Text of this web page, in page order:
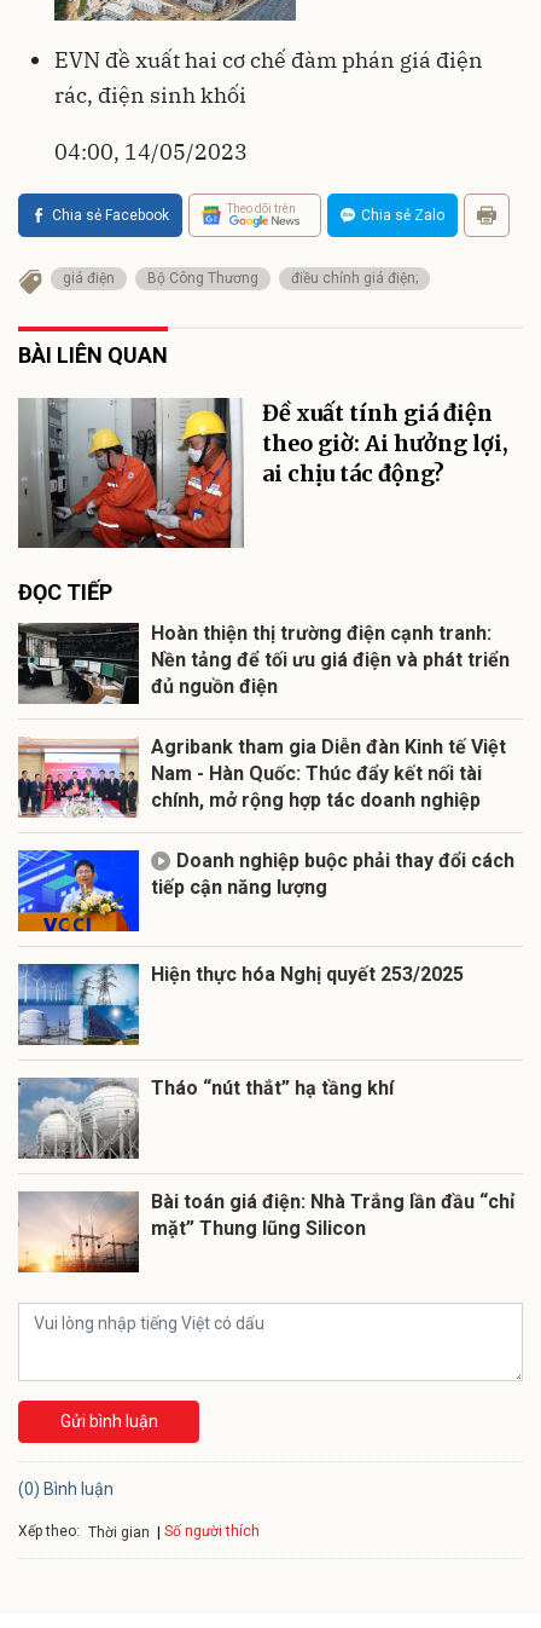
EVN đề xuất hai cơ chế đàm phán giá điện
rác, điện sinh khối
04:00, 14/05/2023
Chia sẻ Facebook Theo dõi trên Chia sẻ Zalo
giá điện Bộ Công Thương điều chỉnh giá điện;
BÀI LIÊN QUAN
Đề xuất tính giá điện
theo giờ: Ai hưởng lợi,
ai chịu tác động?
ĐỌC TIẾP
Hoàn thiện thị trường điện cạnh tranh:
Nền tảng để tối ưu giá điện và phát triển
đủ nguồn điện
Agribank tham gia Diễn đàn Kinh tế Việt
Nam - Hàn Quốc: Thúc đẩy kết nối tài
chính, mở rộng hợp tác doanh nghiệp
Doanh nghiệp buộc phải thay đổi cách
tiếp cận năng lượng
Hiện thực hóa Nghị quyết 253/2025
Tháo “nút thắt” hạ tầng khí
Bài toán giá điện: Nhà Trắng lần đầu “chỉ
mặt” Thung lũng Silicon
Gửi bình luận
(0) Bình luận
Xếp theo: Thời gian Số người thích